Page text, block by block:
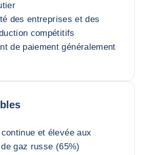
des entreprises et des
compétitifs
de paiement généralement
et élevée aux
gaz russe (65%)